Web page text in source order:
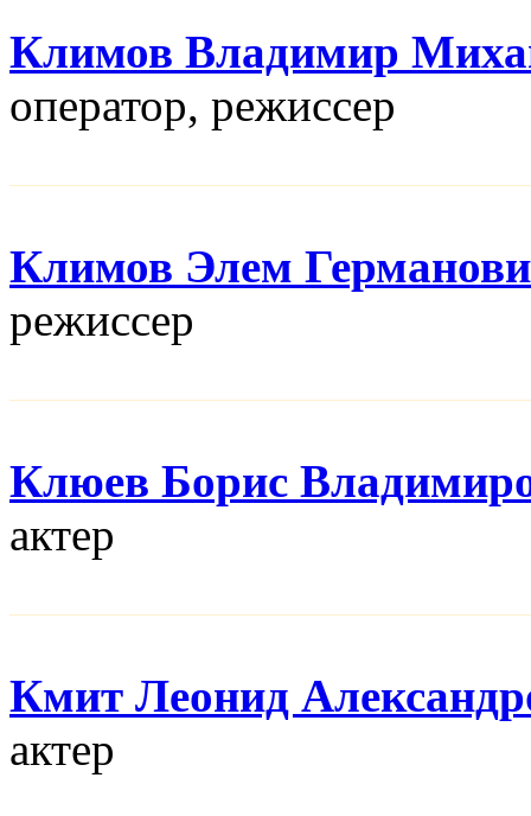
Климов Владимир
оператор, режисcер
Климов Элем
режисcер
Клюев Борис
актер
Кмит Леонид
актер